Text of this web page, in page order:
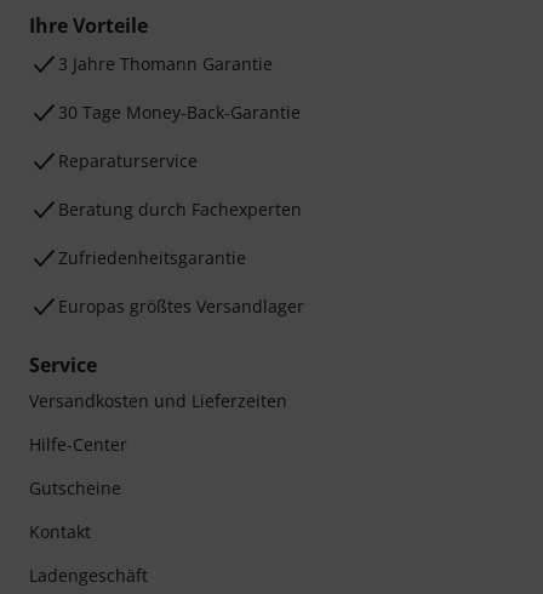
Ihre Vorteile
3 Jahre Thomann Garantie
30 Tage Money-Back-Garantie
Reparaturservice
Beratung durch Fachexperten
Zufriedenheitsgarantie
Europas größtes Versandlager
Service
Versandkosten und Lieferzeiten
Hilfe-Center
Gutscheine
Kontakt
Ladengeschäft